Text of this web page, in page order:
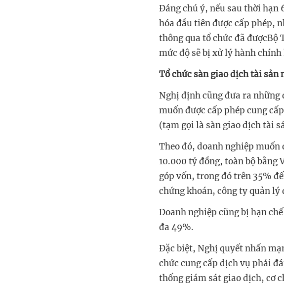
Đáng chú ý, nếu sau thời hạn
hóa đầu tiên được cấp phép,
thông qua tổ chức đã
mức độ sẽ bị xử lý hành
Tổ chức sàn giao dịch tài sản
Nghị định cũng đưa ra những
muốn được cấp phép cung
(tạm gọi là sàn giao dịch tài
Theo đó, doanh nghiệp muốn
10.000 tỷ đồng, toàn bộ bằng
góp vốn, trong đó trên 35%
chứng khoán, công ty quản lý
Doanh nghiệp cũng bị hạn
đa 49%.
Đặc biệt, Nghị quyết nhấn
chức cung cấp dịch vụ phải
thống giám sát giao dịch, cơ